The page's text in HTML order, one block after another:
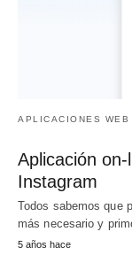
APLICACIONES WEB
Aplicación
Instagram
Todos sabemos que
más necesario y
5 años hace